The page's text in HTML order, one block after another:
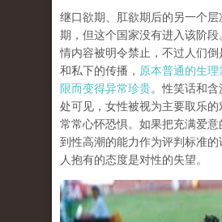
继口欲期、肛欲期后的另一个层
期 ，但这个国家没有进入该阶
情内容被明令禁止，不过人们倒
和私下的传播， 原本普通的生
限而变得异常珍贵。性笑话和
处可见，女性被视为主要取乐的
常常心怀恐惧。如果把充满爱意
到性高潮的能力作为评判标准的
人抱有的态度是对性的失望。